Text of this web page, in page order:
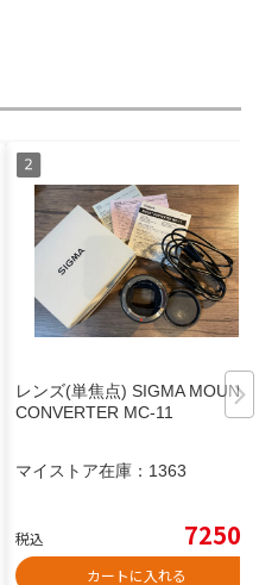
レンズ(単焦点) SIGMA MOUNT
CONVERTER MC-11
マイストア在庫： 1363
税込 7250
カートに入れる